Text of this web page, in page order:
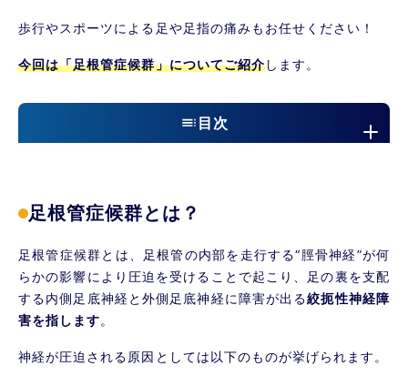
歩行やスポーツによる足や足指の痛みもお任せください！
今回は「足根管症候群」についてご紹介します。
目次
足根管症候群になるとどんな症状がでてく
足根管症候群のセルフチェック方法
足根管症候群に対する当院のアプローチについて
足根管症候群とは？
足根管症候群とは、足根管の内部を走行する“脛骨神経”が何
らかの影響により圧迫を受けることで起こり、足の裏を支配
する内側足底神経と外側足底神経に障害が出る絞扼性神経障
害を指します。
神経が圧迫される原因としては以下のものが挙げられます。